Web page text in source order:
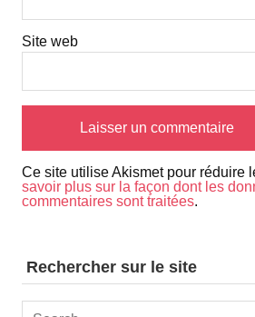
Site web
Ce site utilise Akismet pour réduire
savoir plus sur la façon dont les
commentaires sont traitées.
Rechercher sur le site